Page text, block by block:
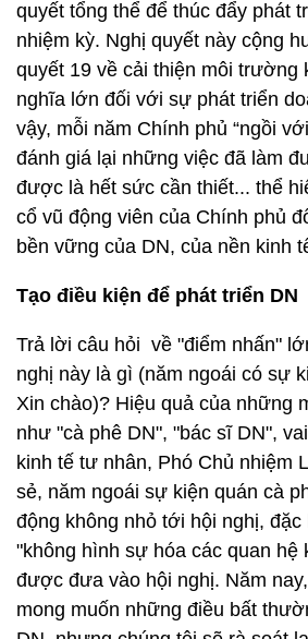
quyết tổng thể để thúc đẩy phát
nhiệm kỳ. Nghị quyết này cộng
quyết 19 về cải thiện môi trường
nghĩa lớn đối với sự phát triển
vậy, mỗi năm Chính phủ “ngồi
đánh giá lại những việc đã làm
được là hết sức cần thiết... thể
cổ vũ động viên của Chính phủ
bền vững của DN, của nền kinh
Tạo điều kiện để phát triển DN
Trả lời câu hỏi về "điểm nhấn"
nghị này là gì (năm ngoái có sự
Xin chào)? Hiệu quả của những
như "cà phê DN", "bác sĩ DN",
kinh tế tư nhân, Phó Chủ nhiệm
sẻ, năm ngoái sự kiện quán cà
động không nhỏ tới hội nghị, đặc
"không hình sự hóa các quan hệ
được đưa vào hội nghị. Năm
mong muốn những điều bất